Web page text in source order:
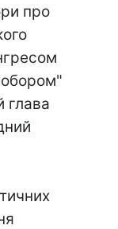
про
глава